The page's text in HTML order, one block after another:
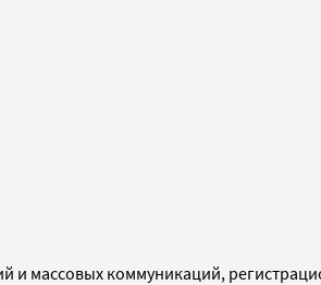
и массовых коммуникаций,